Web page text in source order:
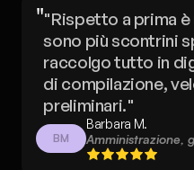
""Rispetto a prima è
sono più scontrini
raccolgo tutto in
di compilazione,
preliminari."
BM
Barbara M.
Amministrazione,